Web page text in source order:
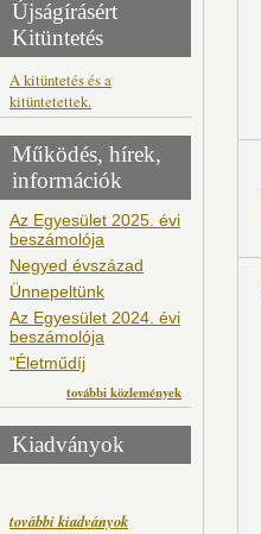
Újságírásért
Kitüntetés
A kitüntetés és a
kitüntetettek.
Működés, hírek,
információk
Az Egyesület 2025. évi
beszámolója
Negyed évszázad
Ünnepeltünk
Az Egyesület 2024. évi
beszámolója
"Életműdíj
további közlemények
Kiadványok
további kiadványok